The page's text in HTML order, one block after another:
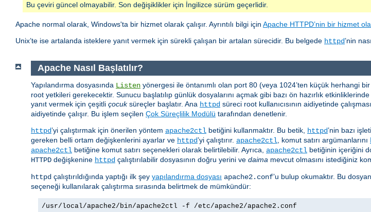
Bu çeviri güncel olmayabilir. Son değişiklikler için İngilizce sürüm geçerlidir.
Apache normal olarak, Windows'ta bir hizmet olarak çalışır. Ayrıntılı bilgi için Apache HTTPD’nin bir hizmet
Unix’te ise artalanda isteklere yanıt vermek için sürekli çalışan bir artalan sürecidir. Bu belgede httpd’nin
Apache Nasıl Başlatılır?
Yapılandırma dosyasında Listen yönergesi ile öntanımlı olan port 80 (veya 1024’ten küçük herhangi
root yetkileri gerekecektir. Sunucu başlatılıp günlük dosyalarını açmak gibi bazı ön hazırlık
yanıt vermek için çeşitli çocuksüreçler başlatır. Ana httpd süreci root kullanıcısının aidiyetinde
aidiyetinde çalışır. Bu işlem seçilen Çok Süreçlilik Modülü tarafından denetlenir.
httpd’yi çalıştırmak için önerilen yöntem apache2ctl betiğini kullanmaktır. Bu betik, httpd’nin bazı
gereken belli ortam değişkenlerini ayarlar ve httpd’yi çalıştırır. apache2ctl , komut satırı argümanlarını
apache2ctl betiğine komut satırı seçenekleri olarak belirtilebilir. Ayrıca, apache2ctl betiğinin içeriğini
HTTPD değişkenine httpd çalıştırılabilir dosyasının doğru yerini ve daima mevcut olmasını istediğiniz
httpd çalıştırıldığında yaptığı ilk şey yapılandırma dosyası apache2.conf’u bulup okumaktır. Bu
seçeneği kullanılarak çalıştırma sırasında belirtmek de mümkündür:
/usr/local/apache2/bin/apache2ctl -f /etc/apache2/apache2.conf